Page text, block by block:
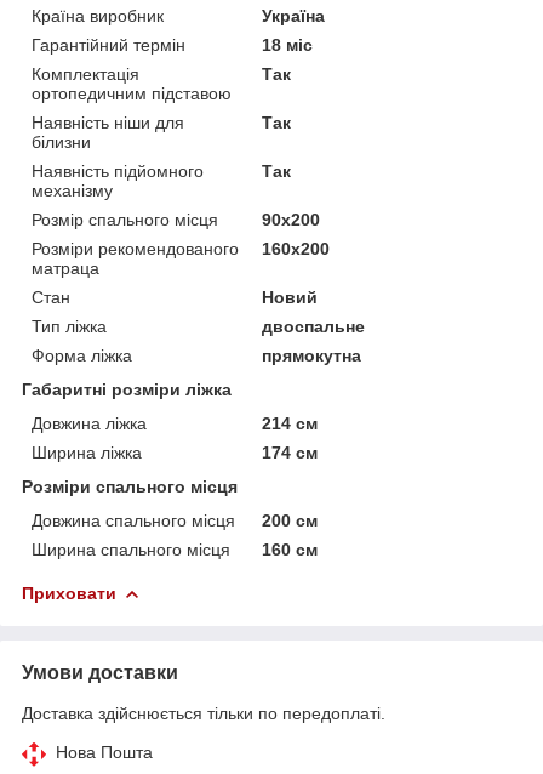
Країна виробник
Україна
Гарантійний термін
18 міс
Комплектація
ортопедичним підставою
Так
Наявність ніши для
білизни
Так
Наявність підйомного
механізму
Так
Розмір спального місця
90х200
Розміри рекомендованого
матраца
160х200
Стан
Новий
Тип ліжка
двоспальне
Форма ліжка
прямокутна
Габаритні розміри ліжка
Довжина ліжка
214 см
Ширина ліжка
174 см
Розміри спального місця
Довжина спального місця
200 см
Ширина спального місця
160 см
Приховати
Умови доставки
Доставка здійснюється тільки по передоплаті.
Нова Пошта